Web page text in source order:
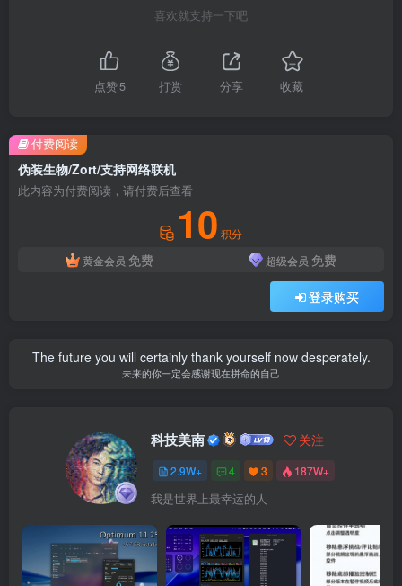
喜欢就支持一下吧
点赞5 打赏 分享 收藏
伪装生物/Zort/支持网络联机
此内容为付费阅读，请付费后查看
10 积分
黄金会员 免费 超级会员 免费
登录购买
付费阅读
The future you will certainly thank yourself now desperately.
未来的你一定会感谢现在拼命的自己
科技美南 关注
2.9W+ 4 3 187W+
我是世界上最幸运的人